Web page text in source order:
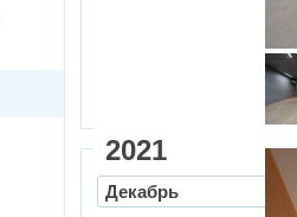
2021
Декабрь